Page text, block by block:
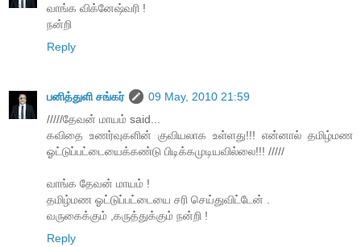
வாங்க விக்னேஷ்வரி !
நன்றி
Reply
பனித்துளி சங்கர்
09 May, 2010 21:59
/////தேவன் மாயம் said...
கவிதை உணர்வுகளின் குவியலாக உள்ளது!!! என்னால் தமிழ்மண
ஓட்டுப்பட்டையைக்கண்டு பிடிக்கமுடியவில்லை!!! /////
வாங்க தேவன் மாயம் !
தமிழ்மண ஓட்டுப்பட்டையை சரி செய்துவிட்டேன் .
வருகைக்கும் ,கருத்துக்கும் நன்றி !
Reply